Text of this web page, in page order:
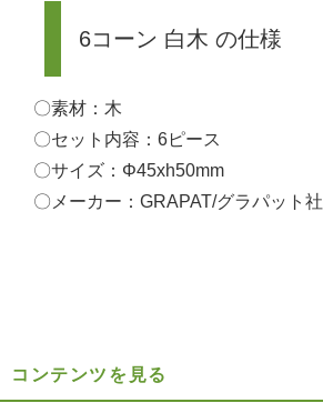
6コーン 白木 の仕様
〇素材：木
〇セット内容：6ピース
〇サイズ：Φ45xh50mm
〇メーカー：GRAPAT/グラパット社
コンテンツを見る